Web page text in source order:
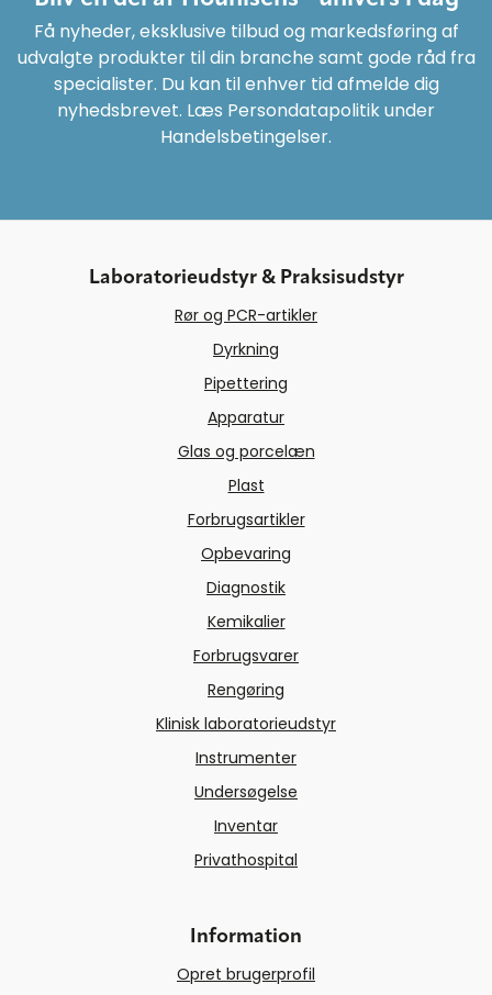
Få nyheder, eksklusive tilbud og markedsføring af
udvalgte produkter til din branche samt gode råd fra
specialister. Du kan til enhver tid afmelde dig
nyhedsbrevet. Læs Persondatapolitik under
Handelsbetingelser.
Laboratorieudstyr & Praksisudstyr
Rør og PCR-artikler
Dyrkning
Pipettering
Apparatur
Glas og porcelæn
Plast
Forbrugsartikler
Opbevaring
Diagnostik
Kemikalier
Forbrugsvarer
Rengøring
Klinisk laboratorieudstyr
Instrumenter
Undersøgelse
Inventar
Privathospital
Information
Opret brugerprofil